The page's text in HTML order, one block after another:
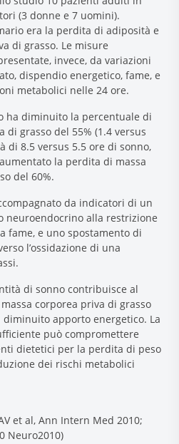
(3 donne e 7 uomini).
era la perdita di adiposità e
di grasso. Le misure
invece, da variazioni
dispendio energetico, fame, e
metabolici nelle 24 ore.
ha diminuito la percentuale di
di grasso del 55% (1.4 versus
di 8.5 versus 5.5 ore di sonno,
la perdita di massa
del 60%.
da indicatori di un
neuroendocrino alla restrizione
fame, e uno spostamento di
l’ossidazione di una
di sonno contribuisce al
corporea priva di grasso
apporto energetico. La
può compromettere
dietetici per la perdita di peso
dei rischi metabolici
et al, Ann Intern Med 2010;
Neuro2010)